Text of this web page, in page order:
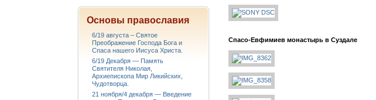
Спасо-Евфимиев монастырь в Суздале
Основы православия
6/19 августа – Святое
Преображение Господа Бога и
Спаса нашего Иисуса Христа.
6/19 Декабря — Память
Святителя Николая,
Архиепископа Мир Ликийских,
Чудотворца.
21 ноября/4 декабря — Введение